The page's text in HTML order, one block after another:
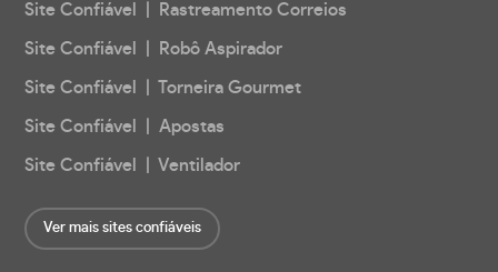
Site Confiável | Rastreamento Correios
Site Confiável | Robô Aspirador
Site Confiável | Torneira Gourmet
Site Confiável | Apostas
Site Confiável | Ventilador
Ver mais sites confiáveis